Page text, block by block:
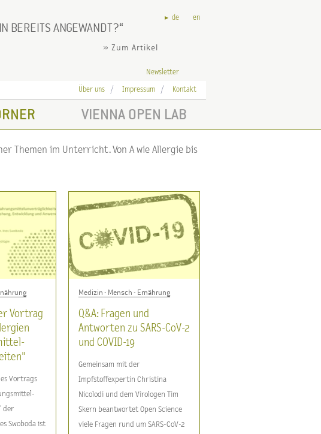
BEREITS ANGEWANDT?
» Zum Artikel
de en
Newsletter
Über uns Impressum Kontakt
VIENNA OPEN LAB
Themen im Unterricht. Von A wie Allergie bis
Vortrag
Vortrags
der
Swoboda ist
Medizin - Mensch - Ernährung
Q&A: Fragen und
Antworten zu SARS-CoV-2
und COVID-19
Gemeinsam mit der
Impfstoffexpertin Christina
Nicolodi und dem Virologen Tim
Skern beantwortet Open Science
viele Fragen rund um SARS-CoV-2